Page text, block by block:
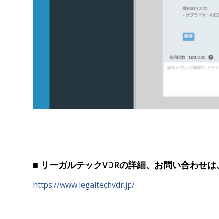
■ リーガルテックVDRの詳細、お問い合わせ
https://www.legaltechvdr.jp/